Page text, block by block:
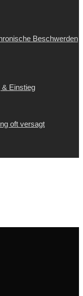
Beschwerden
& Einstieg
oft versagt